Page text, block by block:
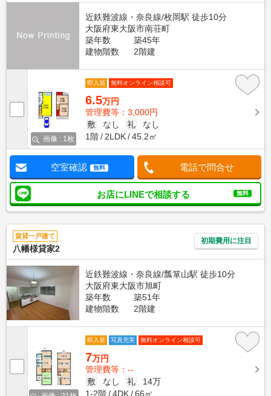
近鉄難波線・奈良線/枚岡駅 徒歩10分
大阪府東大阪市南荘町
築年数
築45年
建物階数
2階建
画像 : 1枚
即入居 無料オンライン相談可
6.5万円
管理費等：3,000円
敷
なし 礼
なし
1階
2LDK 45.2㎡
空室確認 無料 電話で問合せ
お店にLINEで相談する 無料
賃貸一戸建て
八幡様貸家2
初期費用に注目
近鉄難波線・奈良線/瓢箪山駅 徒歩10分
大阪府東大阪市旭町
築年数
築51年
建物階数
2階建
即入居 写真充実 無料オンライン相談可
7万円
管理費等：--
敷
なし 礼
14万
1-2階
4DK 66㎡